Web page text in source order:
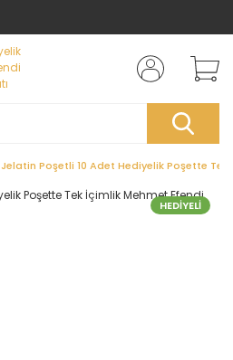
Jelatin Poşetli 10 Adet Hediyelik Poşette
HEDİYELİ